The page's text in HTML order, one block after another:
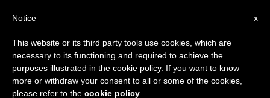
باباوات
x
Notice
This website or its third party tools use cookies, which are
necessary to its functioning and required to achieve the
purposes illustrated in the cookie policy. If you want to know
more or withdraw your consent to all or some of the cookies,
please refer to the cookie policy